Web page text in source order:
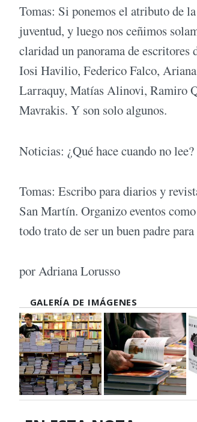
Tomas: Si ponemos el atributo de
juventud, y luego nos ceñimos
claridad un panorama de escritores
Iosi Havilio, Federico Falco,
Larraquy, Matías Alinovi, Ramiro
Mavrakis. Y son solo algunos.
Noticias: ¿Qué hace cuando no lee?
Tomas: Escribo para diarios y
San Martín. Organizo eventos
todo trato de ser un buen padre
por Adriana Lorusso
GALERÍA DE IMÁGENES